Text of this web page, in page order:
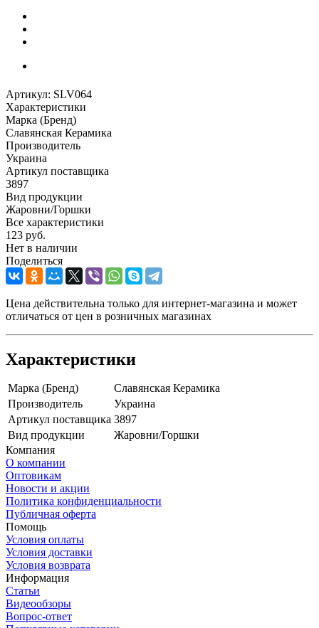
Артикул: SLV064
Характеристики
Марка (Бренд)
Славянская Керамика
Производитель
Украина
Артикул поставщика
3897
Вид продукции
Жаровни/Горшки
Все характеристики
123 руб.
Нет в наличии
Поделиться
Цена действительна только для интернет-магазина и может
отличаться от цен в розничных магазинах
Характеристики
Марка (Бренд)
Славянская Керамика
Производитель
Украина
Артикул поставщика 3897
Вид продукции
Жаровни/Горшки
Компания
О компании
Оптовикам
Новости и акции
Политика конфиденциальности
Публичная оферта
Помощь
Условия оплаты
Условия доставки
Условия возврата
Информация
Статьи
Видеообзоры
Вопрос-ответ